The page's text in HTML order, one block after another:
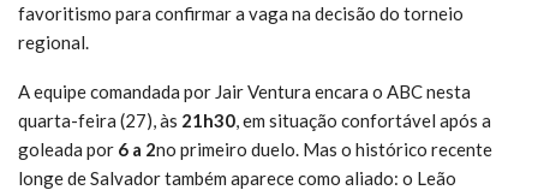
favoritismo para confirmar a vaga na decisão do torneio
regional.
A equipe comandada por Jair Ventura encara o ABC nesta
quarta-feira (27), às 21h30, em situação confortável após a
goleada por 6 a 2no primeiro duelo. Mas o histórico recente
longe de Salvador também aparece como aliado: o Leão